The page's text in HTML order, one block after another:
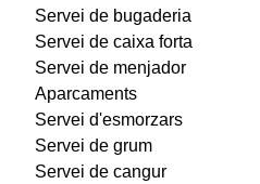
Servei de bugaderia
Servei de caixa forta
Servei de menjador
Aparcaments
Servei d'esmorzars
Servei de grum
Servei de cangur